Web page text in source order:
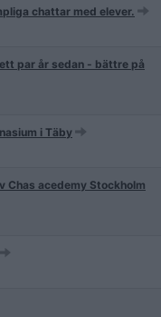
chattar med elever.
par år sedan - bättre på
i Täby
Chas acedemy Stockholm